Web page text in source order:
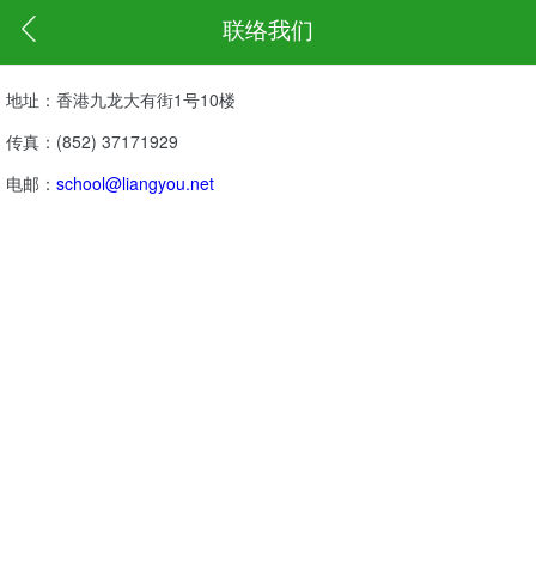
联络我们
地址：香港九龙大有街1号10楼
传真：(852) 37171929
电邮： school@liangyou.net